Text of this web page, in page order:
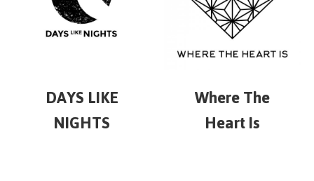
DAYS LIKE
NIGHTS
Where The
Heart Is